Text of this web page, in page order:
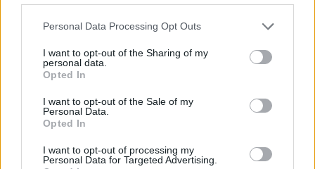
Personal Data Processing Opt Outs
I want to opt-out of the Sharing of my
personal data.
Opted In
I want to opt-out of the Sale of my
Personal Data.
Opted In
I want to opt-out of processing my
Personal Data for Targeted Advertising.
Wersja do druku
BP WOJCIECH OSIAL
EDUKACJA ZDROWOTNA
KOMISJA WYCHOWANIA KATOLICKIEGO